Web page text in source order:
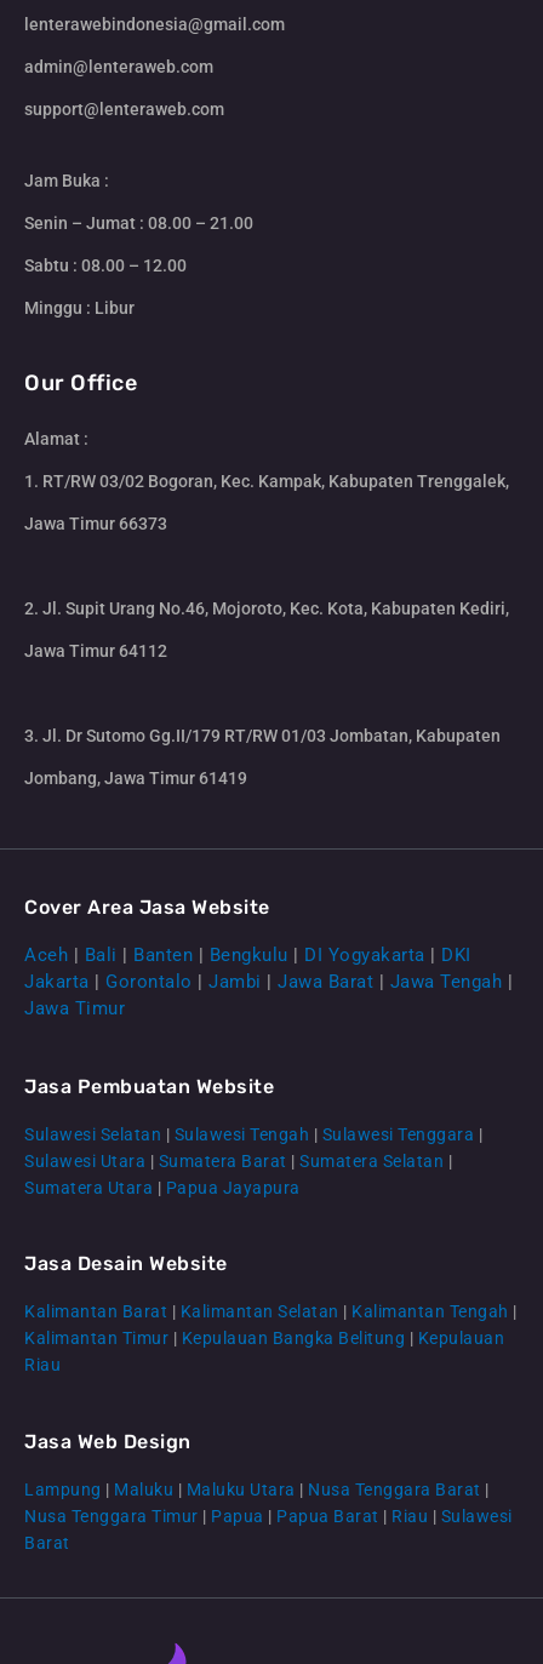
CS Lenteraweb
lenterawebindonesia@gmail.com
admin@lenteraweb.com
support@lenteraweb.com
Jam Buka :
Senin – Jumat : 08.00 – 21.00
Sabtu : 08.00 – 12.00
Minggu : Libur
Our Office
Alamat :
1. RT/RW 03/02 Bogoran, Kec. Kampak, Kabupaten Trenggalek,
Jawa Timur 66373
2. Jl. Supit Urang No.46, Mojoroto, Kec. Kota, Kabupaten Kediri,
Jawa Timur 64112
3. Jl. Dr Sutomo Gg.II/179 RT/RW 01/03 Jombatan, Kabupaten
Jombang, Jawa Timur 61419
Cover Area Jasa Website
Aceh | Bali | Banten | Bengkulu | DI Yogyakarta | DKI
Jakarta | Gorontalo | Jambi | Jawa Barat | Jawa Tengah |
Jawa Timur
Jasa Pembuatan Website
Sulawesi Selatan | Sulawesi Tengah | Sulawesi Tenggara |
Sulawesi Utara | Sumatera Barat | Sumatera Selatan |
Sumatera Utara | Papua Jayapura
Jasa Desain Website
Kalimantan Barat | Kalimantan Selatan | Kalimantan Tengah |
Kalimantan Timur | Kepulauan Bangka Belitung | Kepulauan
Riau
Jasa Web Design
Lampung | Maluku | Maluku Utara | Nusa Tenggara Barat |
Nusa Tenggara Timur | Papua | Papua Barat | Riau | Sulawesi
Barat